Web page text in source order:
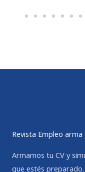
Revista Empleo
Armamos tu CV y
que estés